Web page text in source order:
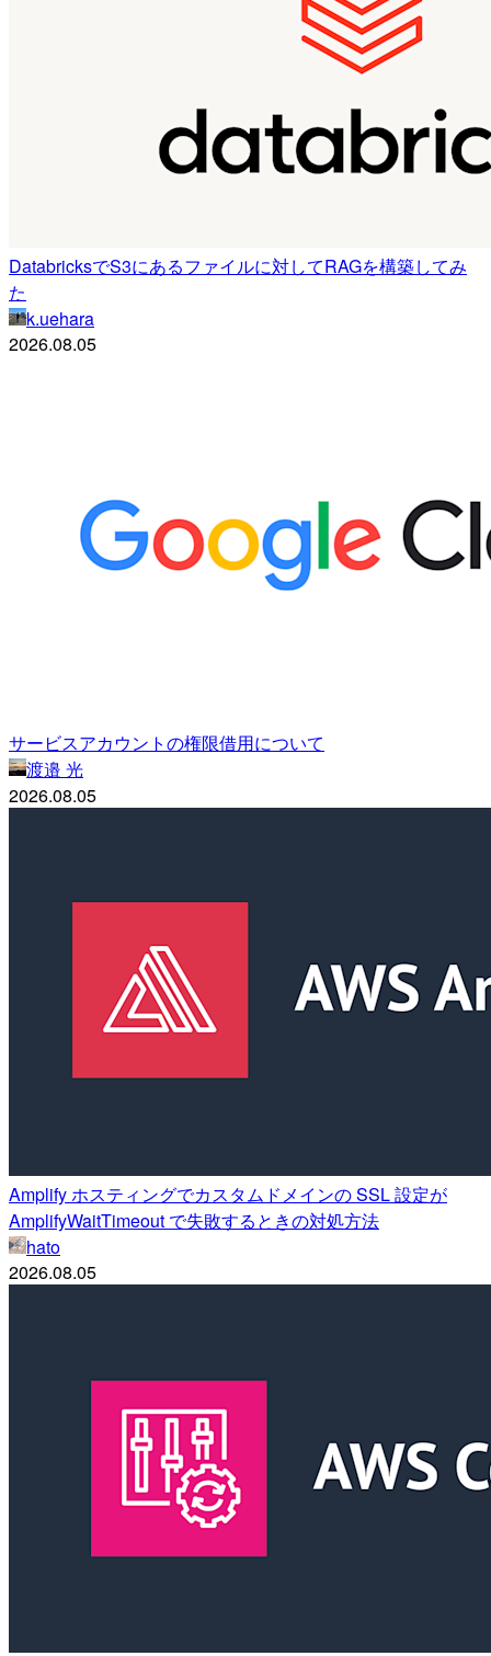
DatabricksでS3にあるファイルに対してRAGを構築してみ
た
k.uehara
2026.08.05
サービスアカウントの権限借用について
渡邉 光
2026.08.05
Amplify ホスティングでカスタムドメインの SSL 設定が
AmplifyWaitTimeout で失敗するときの対処方法
hato
2026.08.05